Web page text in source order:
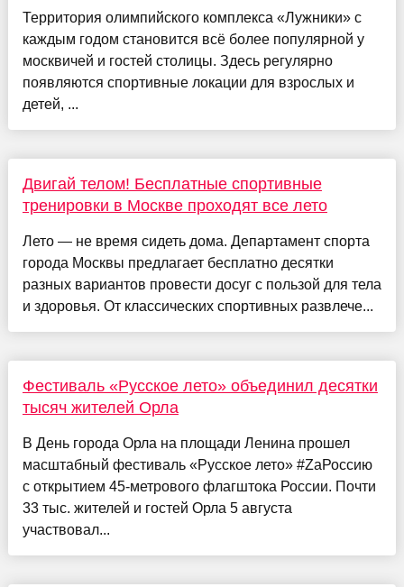
Территория олимпийского комплекса «Лужники» с
каждым годом становится всё более популярной у
москвичей и гостей столицы. Здесь регулярно
появляются спортивные локации для взрослых и
детей, ...
Двигай телом! Бесплатные спортивные
тренировки в Москве проходят все лето
Лето — не время сидеть дома. Департамент спорта
города Москвы предлагает бесплатно десятки
разных вариантов провести досуг с пользой для тела
и здоровья. От классических спортивных развлече...
Фестиваль «Русское лето» объединил десятки
тысяч жителей Орла
В День города Орла на площади Ленина прошел
масштабный фестиваль «Русское лето» #ZaРоссию
с открытием 45-метрового флагштока России. Почти
33 тыс. жителей и гостей Орла 5 августа
участвовал...